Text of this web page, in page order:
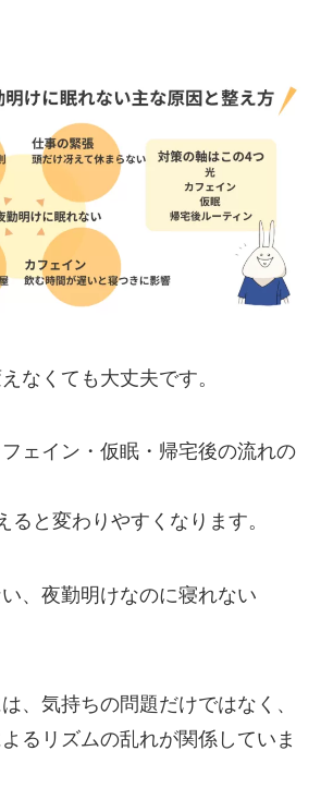
なくても大丈夫です。
ェイン・仮眠・帰宅後の流れの
ると変わりやすくなります。
、夜勤明けなのに寝れない
、気持ちの問題だけではなく、
るリズムの乱れが関係していま